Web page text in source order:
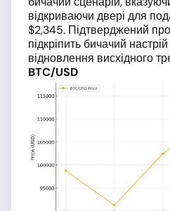
відкриваючи двері для
$2,345. Підтверджений
підкріпить бичачий
відновлення висхідного
BTC/USD